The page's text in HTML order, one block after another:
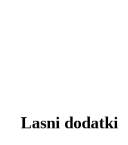
Lasni dodatki